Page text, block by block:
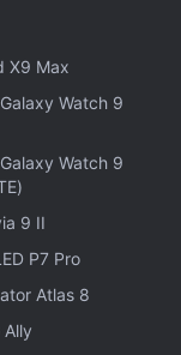
+ 128GB
किया गया
है?
X9 Max
Watch 9
Watch 9
9 II
P7 Pro
Atlas 8
Ally